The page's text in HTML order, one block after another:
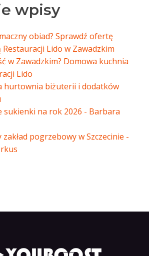
wpisy
obiad? Sprawdź ofertę
Restauracji Lido w Zawadzkim
w Zawadzkim? Domowa kuchnia
Lido
hurtownia biżuterii i dodatków
sukienki na rok 2026 - Barbara
zakład pogrzebowy w Szczecinie -